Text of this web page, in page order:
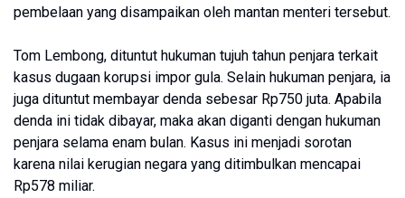
pembelaan yang disampaikan oleh mantan menteri tersebut.
Tom Lembong, dituntut hukuman tujuh tahun penjara terkait
kasus dugaan korupsi impor gula. Selain hukuman penjara, ia
juga dituntut membayar denda sebesar Rp750 juta. Apabila
denda ini tidak dibayar, maka akan diganti dengan hukuman
penjara selama enam bulan. Kasus ini menjadi sorotan
karena nilai kerugian negara yang ditimbulkan mencapai
Rp578 miliar.